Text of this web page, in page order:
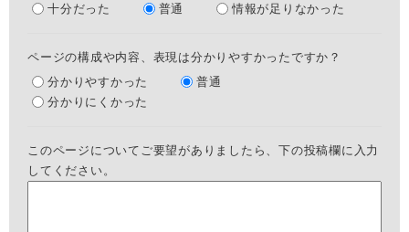
十分だった
普通 情報が足りなかった
ページの構成や内容、表現は分かりやすかったですか？
分かりやすかった
普通
分かりにくかった
このページについてご要望がありましたら、下の投稿欄に入力
してください。